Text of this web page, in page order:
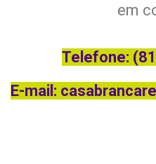
em
Telefone:
E-mail: